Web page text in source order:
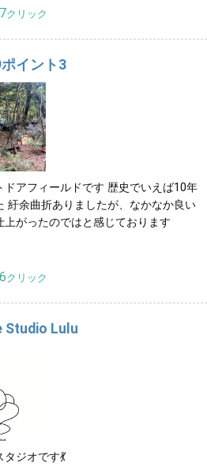
クリック
イント3
ドアフィールドです 歴史でいえば10年
紆余曲折ありましたが、なかなか良い
上がったのではと感じております
クリック
Studio Lulu
ジオです💃